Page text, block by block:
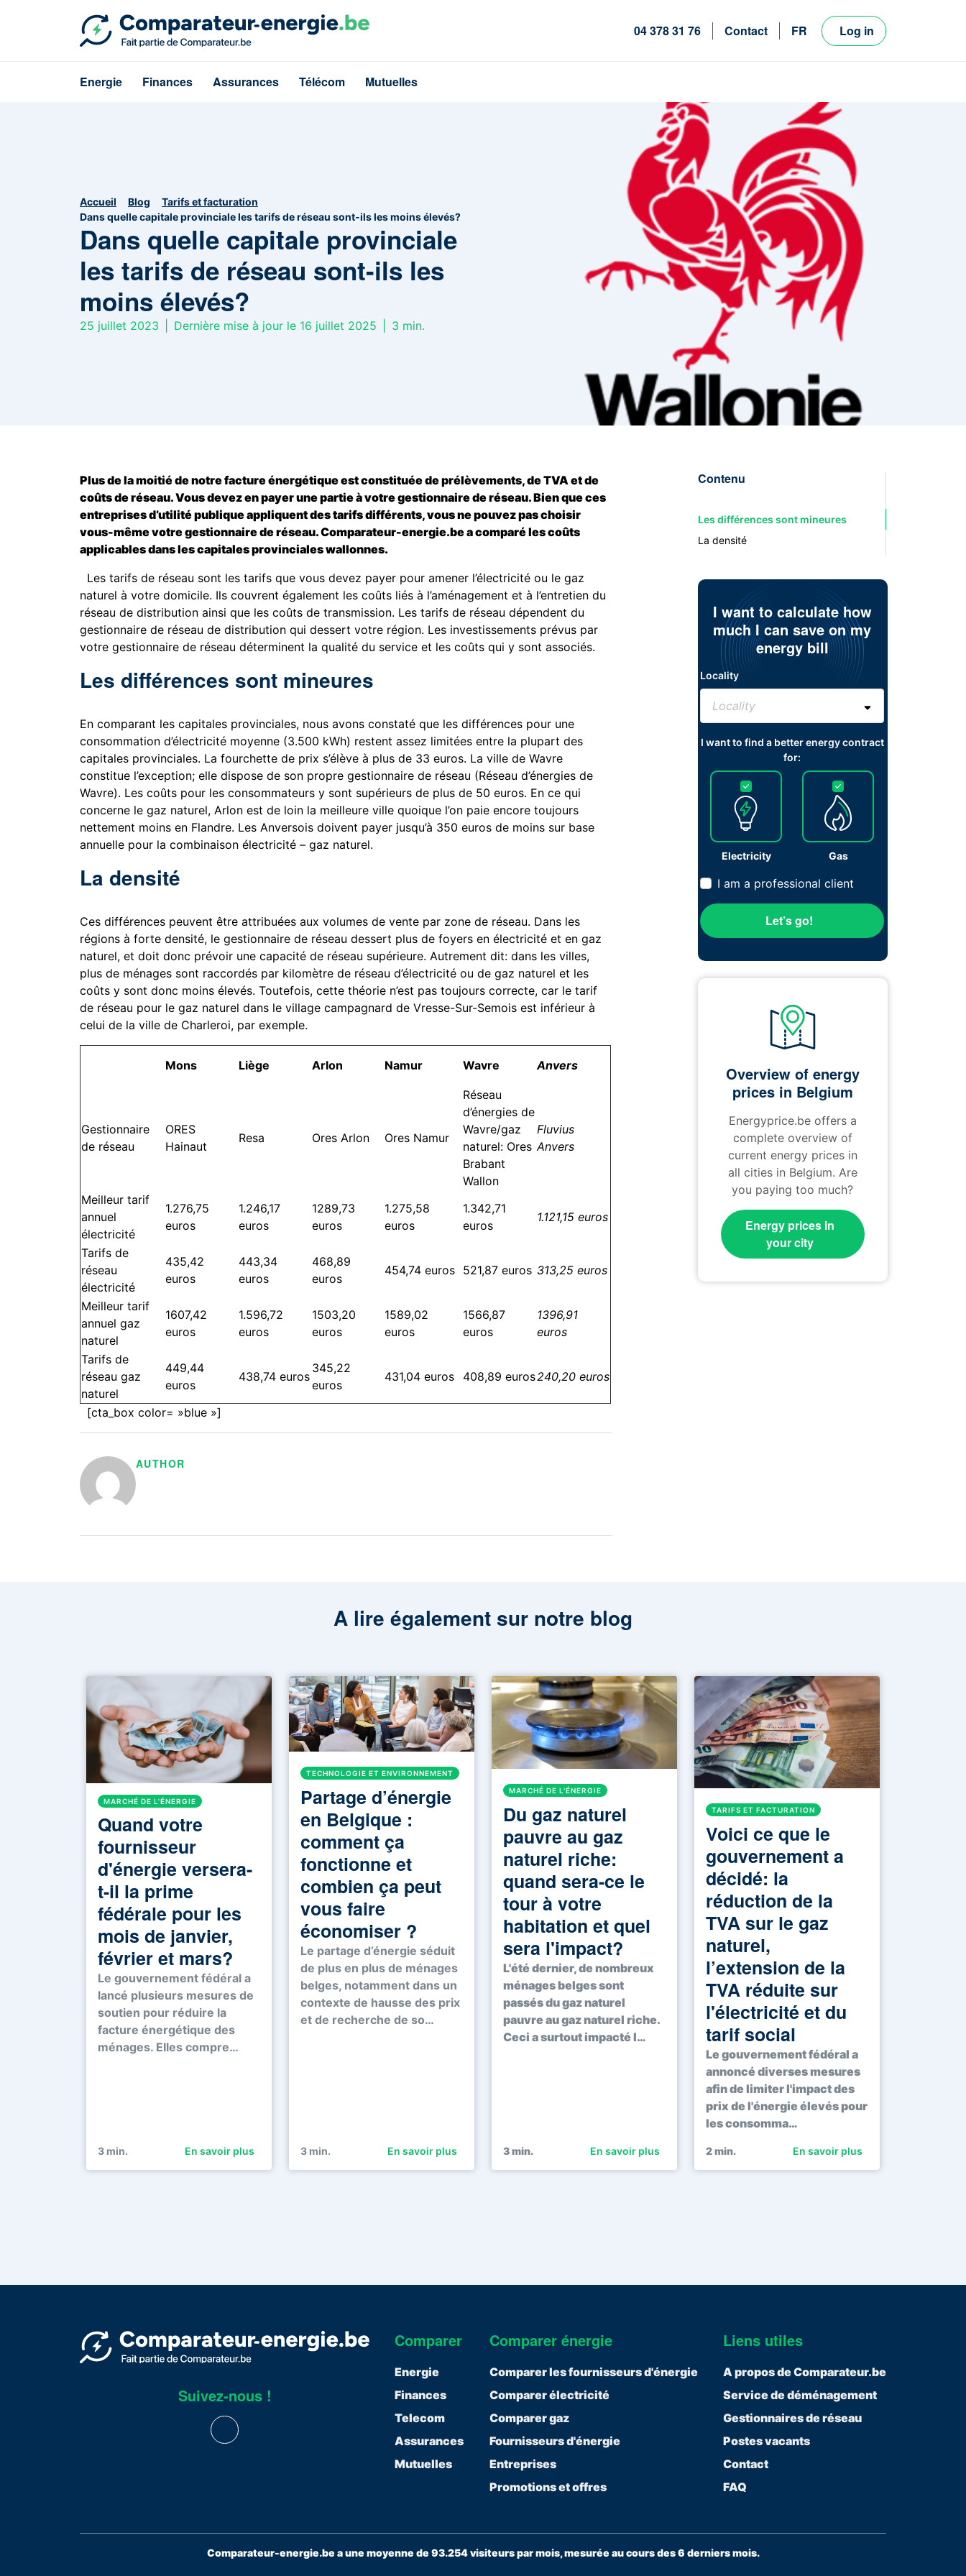
04 378 31 76 Contact
FR
Log in
Energie Finances Assurances Télécom Mutuelles
Accueil Blog
Tarifs et facturation
Dans quelle capitale provinciale les tarifs de réseau sont-ils les moins élevés?
Dans quelle capitale provinciale
les tarifs de réseau sont-ils les
moins élevés?
25 juillet 2023 Dernière mise à jour le 16 juillet 2025 3 min.
Plus de la moitié de notre facture énergétique est constituée de prélèvements, de TVA et de
coûts de réseau. Vous devez en payer une partie à votre gestionnaire de réseau. Bien que ces
entreprises d’utilité publique appliquent des tarifs différents, vous ne pouvez pas choisir
vous-même votre gestionnaire de réseau. Comparateur-energie.be a comparé les coûts
applicables dans les capitales provinciales wallonnes.
Les tarifs de réseau sont les tarifs que vous devez payer pour amener l’électricité ou le gaz
naturel à votre domicile. Ils couvrent également les coûts liés à l’aménagement et à l’entretien du
réseau de distribution ainsi que les coûts de transmission. Les tarifs de réseau dépendent du
gestionnaire de réseau de distribution qui dessert votre région. Les investissements prévus par
votre gestionnaire de réseau déterminent la qualité du service et les coûts qui y sont associés.
Les différences sont mineures
En comparant les capitales provinciales, nous avons constaté que les différences pour une
consommation d’électricité moyenne (3.500 kWh) restent assez limitées entre la plupart des
capitales provinciales. La fourchette de prix s’élève à plus de 33 euros. La ville de Wavre
constitue l’exception; elle dispose de son propre gestionnaire de réseau (Réseau d’énergies de
Wavre). Les coûts pour les consommateurs y sont supérieurs de plus de 50 euros. En ce qui
concerne le gaz naturel, Arlon est de loin la meilleure ville quoique l’on paie encore toujours
nettement moins en Flandre. Les Anversois doivent payer jusqu’à 350 euros de moins sur base
annuelle pour la combinaison électricité – gaz naturel.
La densité
Ces différences peuvent être attribuées aux volumes de vente par zone de réseau. Dans les
régions à forte densité, le gestionnaire de réseau dessert plus de foyers en électricité et en gaz
naturel, et doit donc prévoir une capacité de réseau supérieure. Autrement dit: dans les villes,
plus de ménages sont raccordés par kilomètre de réseau d’électricité ou de gaz naturel et les
coûts y sont donc moins élevés. Toutefois, cette théorie n’est pas toujours correcte, car le tarif
de réseau pour le gaz naturel dans le village campagnard de Vresse-Sur-Semois est inférieur à
celui de la ville de Charleroi, par exemple.
Mons Liège Arlon Namur Wavre Anvers
Gestionnaire
de réseau
ORES
Hainaut
Resa Ores Arlon Ores Namur
Réseau
d’énergies de
Wavre/gaz
naturel: Ores
Brabant
Wallon
Fluvius
Anvers
Meilleur tarif
annuel
électricité
1.276,75
euros
1.246,17
euros
1289,73
euros
1.275,58
euros
1.342,71
euros
1.121,15 euros
Tarifs de
réseau
électricité
435,42
euros
443,34
euros
468,89
euros
454,74 euros 521,87 euros 313,25 euros
Meilleur tarif
annuel gaz
naturel
1607,42
euros
1.596,72
euros
1503,20
euros
1589,02
euros
1566,87
euros
1396,91
euros
Tarifs de
réseau gaz
naturel
449,44
euros
438,74 euros
345,22
euros
431,04 euros 408,89 euros240,20 euros
[cta_box color= »blue »]
AUTHOR
Contenu
Les différences sont mineures
La densité
I want to calculate how
much I can save on my
energy bill
Locality
I want to find a better energy contract
for:
Electricity Gas
I am a professional client
Let’s go!
Overview of energy
prices in Belgium
Energyprice.be offers a
complete overview of
current energy prices in
all cities in Belgium. Are
you paying too much?
Energy prices in
your city
A lire également sur notre blog
MARCHÉ DE L'ÉNERGIE
Quand votre
fournisseur
d'énergie versera-
t-il la prime
fédérale pour les
mois de janvier,
février et mars?
Le gouvernement fédéral a
lancé plusieurs mesures de
soutien pour réduire la
facture énergétique des
ménages. Elles compre…
3 min. En savoir plus
TECHNOLOGIE ET ENVIRONNEMENT
Partage d’énergie
en Belgique :
comment ça
fonctionne et
combien ça peut
vous faire
économiser ?
Le partage d’énergie séduit
de plus en plus de ménages
belges, notamment dans un
contexte de hausse des prix
et de recherche de so…
3 min. En savoir plus
MARCHÉ DE L'ÉNERGIE
Du gaz naturel
pauvre au gaz
naturel riche:
quand sera-ce le
tour à votre
habitation et quel
sera l'impact?
L'été dernier, de nombreux
ménages belges sont
passés du gaz naturel
pauvre au gaz naturel riche.
Ceci a surtout impacté l…
3min. En savoir plus
TARIFS ET FACTURATION
Voici ce que le
gouvernement a
décidé: la
réduction de la
TVA sur le gaz
naturel,
l’extension de la
TVA réduite sur
l'électricité et du
tarif social
Le gouvernement fédéral a
annoncé diverses mesures
afin de limiter l'impact des
prix de l'énergie élevés pour
les consomma…
2min. En savoir plus
Suivez-nous !
Comparer
Energie
Finances
Telecom
Assurances
Mutuelles
Comparer énergie
Comparer les fournisseurs d'énergie
Comparer électricité
Comparer gaz
Fournisseurs d'énergie
Entreprises
Promotions et offres
Liens utiles
A propos de Comparateur.be
Service de déménagement
Gestionnaires de réseau
Postes vacants
Contact
FAQ
Comparateur-energie.be a une moyenne de 93.254 visiteurs par mois, mesurée au cours des 6 derniers mois.